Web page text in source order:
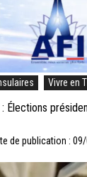
Vivre en
: Élections
de publication :